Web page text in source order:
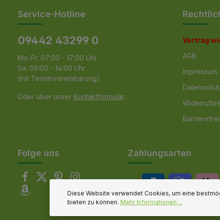
Service-Hotline
09442 43299 0
Mo-Fr: 07:00 - 17:00 Uhr
Sa: 09:00 - 14:00 Uhr
(mit Terminvereinbarung)
Oder über unser Kontaktformular.
Vertrag
AGB
Impressum
Folge uns Zahlungsarten
Diese Website verwendet Cookies, um eine
bieten zu können. Mehr Informationen ...